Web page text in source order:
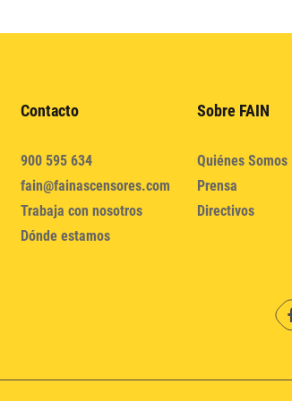
Contacto
900 595 634
fain@fainascensores.com
Trabaja con nosotros
Dónde estamos
Sobre FAIN
Quiénes Somos
Prensa
Directivos